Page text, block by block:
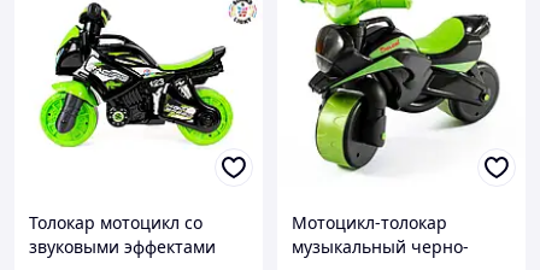
Толокар мотоцикл со
звуковыми эффектами
Мотоцикл-толокар
музыкальный черно-